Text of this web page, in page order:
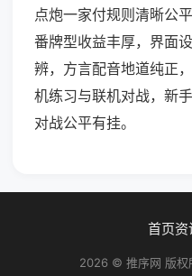
点炮一家付规则清晰公
番牌型收益丰厚，界面
辨，方言配音地道纯正
机练习与联机对战，新
对战公平有挂。
首页资
2026 © 推序网 版权